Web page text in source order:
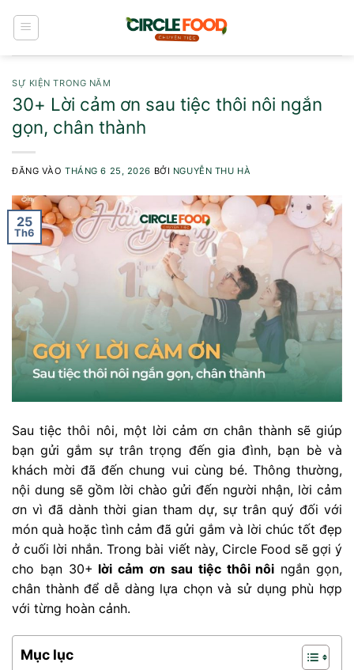
qua
SỰ KIỆN TRONG NĂM
30+ Lời cảm ơn sau tiệc thôi nôi ngắn
gọn, chân thành
ĐĂNG VÀOTHÁNG 6 25, 2026 BỞI NGUYỄN THU HÀ
25
Th6
Sau tiệc thôi nôi, một lời cảm ơn chân thành sẽ giúp
bạn gửi gắm sự trân trọng đến gia đình, bạn bè và
khách mời đã đến chung vui cùng bé. Thông thường,
nội dung sẽ gồm lời chào gửi đến người nhận, lời cảm
ơn vì đã dành thời gian tham dự, sự trân quý đối với
món quà hoặc tình cảm đã gửi gắm và lời chúc tốt đẹp
ở cuối lời nhắn. Trong bài viết này, Circle Food sẽ gợi ý
cho bạn 30+ lời cảm ơn sau tiệc thôi nôi ngắn gọn,
chân thành để dễ dàng lựa chọn và sử dụng phù hợp
với từng hoàn cảnh.
Mục lục